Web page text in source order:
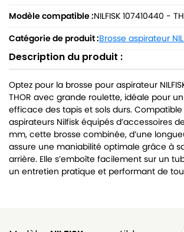
Modèle compatible :NILFISK 107410440 -
Catégorie de produit :Brosse aspirateur
Description du produit :
Optez pour la brosse pour aspirateur
THOR avec grande roulette, idéale pour
efficace des tapis et sols durs.
aspirateurs Nilfisk équipés d’accessoires
mm, cette brosse combinée, d’une
assure une maniabilité optimale grâce à
arrière. Elle s’emboîte facilement sur un
un entretien pratique et performant de